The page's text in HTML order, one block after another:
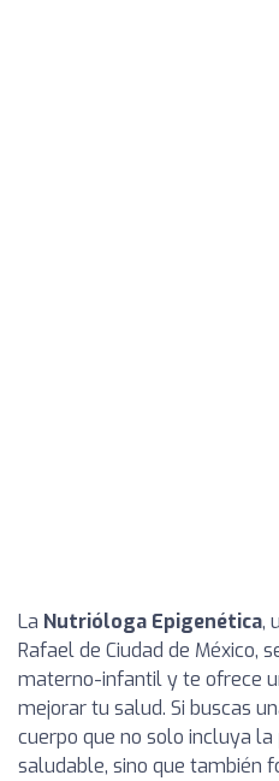
La Nutrióloga Epigenética,
Rafael de Ciudad de México,
materno-infantil y te ofrece
mejorar tu salud. Si buscas
cuerpo que no solo incluya la
saludable, sino que también